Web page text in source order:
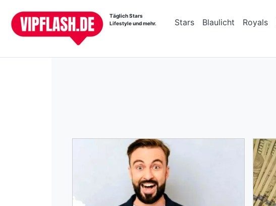
Täglich Stars
Lifestyle und mehr.
Stars Blaulicht Royals